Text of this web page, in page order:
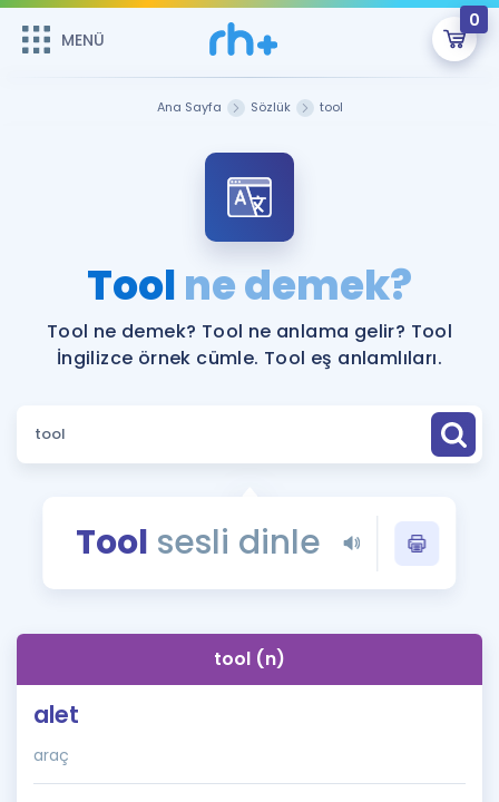
MENÜ
0
ÜYE DEĞİLİM
Sepetin Şu An Boş.
Remzi Hoca ile seni sınava hazırlayacak onlarca eğitim seni
bekliyor!
MENÜ
Faydalı Araçlar
Sözlük
Blog
İngilizce Gramer
Ana Sayfa Sözlük tool
Toolne demek?
Tool ne demek? Tool ne anlama gelir? Tool
İngilizce örnek cümle. Tool eş anlamlıları.
Tool sesli dinle
tool (n)
alet
araç